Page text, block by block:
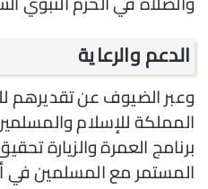
الدعم والرعاية
وعبر الضيوف عن تقديرهم
المملكة للإسلام
برنامج العمرة والزيارة
المستمر مع المسلمين في